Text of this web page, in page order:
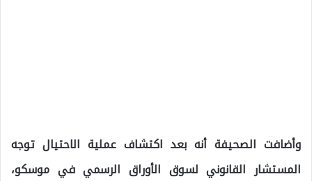
وأضافت الصحيفة أنه بعد اكتشاف عملية الاحتيال توجه
المستشار القانوني لسوق الأوراق الرسمي في موسكو،